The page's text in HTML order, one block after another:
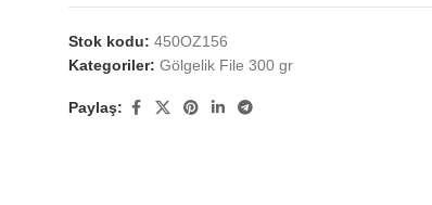
Stok kodu: 450OZ156
Kategoriler: Gölgelik File 300 gr
Paylaş: